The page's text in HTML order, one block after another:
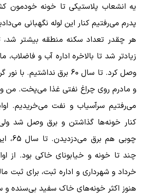
یه انشعاب پلاستیکی تا خونه خودمون
پدرم می‌رفتیم کنار این لوله نگهبانی
هر چقدر تعداد سکنه منطقه بیشتر شد،
زیادتر شد تا بالاخره اداره آب و
وصل کرد. تا سال 60 برق
و مادرم روی چراغ نفتی غذا می‌پخت. من و
کنار خونه‌ها گذاشتن و برق وصل شد
چوبی
خرداد و شهرداری و اداره ثبت، برای ثبت
هنوز اکثر خونه‌های خاک سفید بی‌سنده